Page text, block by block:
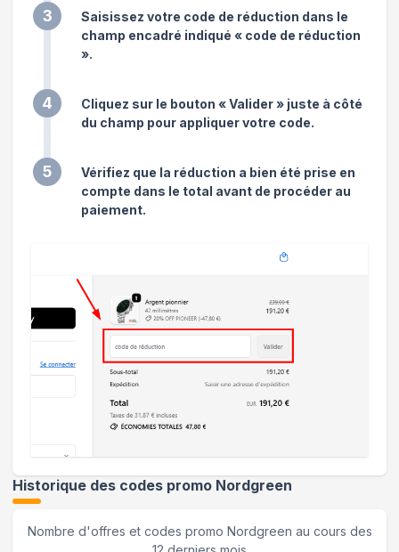
3
Saisissez votre code de réduction dans le
champ encadré indiqué « code de réduction
».
4
Cliquez sur le bouton « Valider » juste à côté
du champ pour appliquer votre code.
5
Vérifiez que la réduction a bien été prise en
compte dans le total avant de procéder au
paiement.
Historique des codes promo Nordgreen
Nombre d'offres et codes promo Nordgreen au cours des